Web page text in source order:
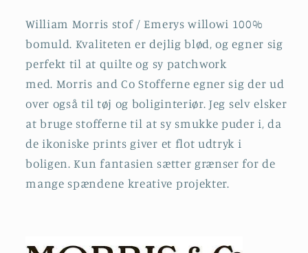
William Morris stof / Emerys willowi 100%
bomuld. Kvaliteten er dejlig blød, og egner sig
perfekt til at quilte og sy patchwork
med. Morris and Co Stofferne egner sig der ud
over også til tøj og boliginteriør. Jeg selv elsker
at bruge stofferne til at sy smukke puder i, da
de ikoniske prints giver et flot udtryk i
boligen.Kun fantasien sætter grænser for de
mange spændene kreative projekter.